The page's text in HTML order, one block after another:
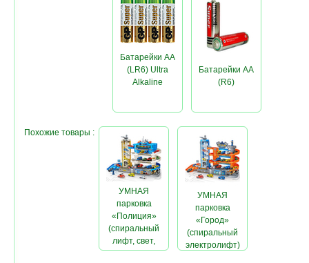
Батарейки AA
(LR6) Ultra
Alkaline
Батарейки AA
(R6)
Похожие товары :
УМНАЯ
парковка
«Полиция»
(спиральный
лифт, свет,
звук)
УМНАЯ
парковка
«Город»
(спиральный
электролифт)